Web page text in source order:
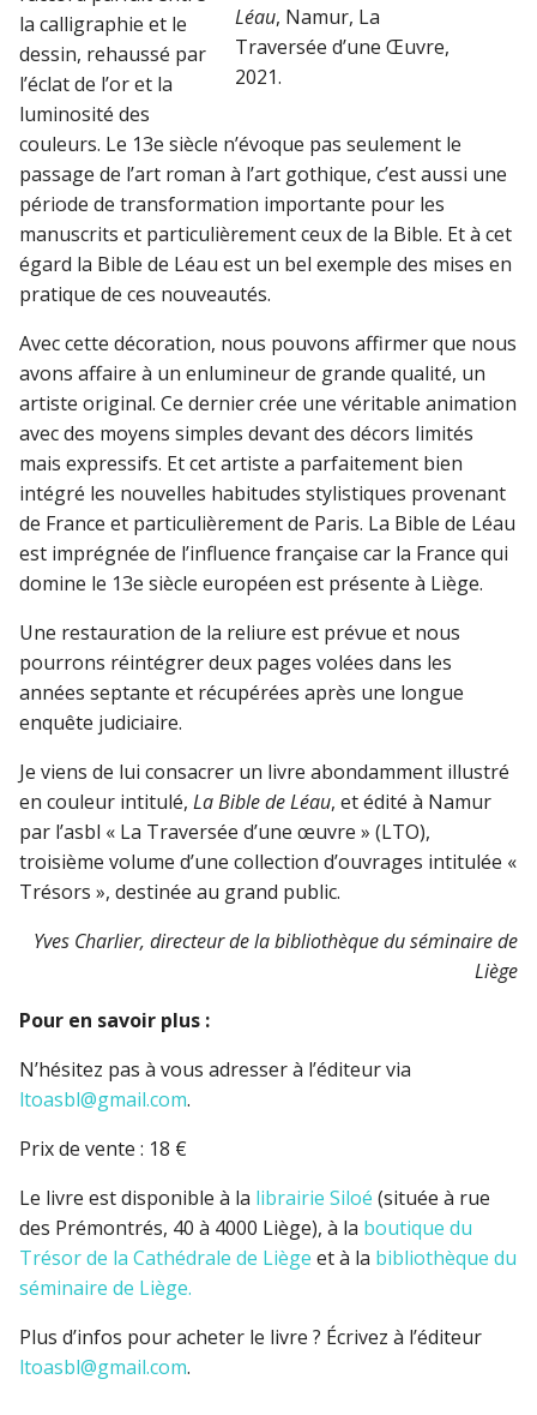
Léau, Namur, La
Traversée d’une Œuvre,
2021.
la calligraphie et le
dessin, rehaussé par
l’éclat de l’or et la
luminosité des
couleurs. Le 13e siècle n’évoque pas seulement le
passage de l’art roman à l’art gothique, c’est aussi une
période de transformation importante pour les
manuscrits et particulièrement ceux de la Bible. Et à cet
égard la Bible de Léau est un bel exemple des mises en
pratique de ces nouveautés.
Avec cette décoration, nous pouvons affirmer que nous
avons affaire à un enlumineur de grande qualité, un
artiste original. Ce dernier crée une véritable animation
avec des moyens simples devant des décors limités
mais expressifs. Et cet artiste a parfaitement bien
intégré les nouvelles habitudes stylistiques provenant
de France et particulièrement de Paris. La Bible de Léau
est imprégnée de l’influence française car la France qui
domine le 13e siècle européen est présente à Liège.
Une restauration de la reliure est prévue et nous
pourrons réintégrer deux pages volées dans les
années septante et récupérées après une longue
enquête judiciaire.
Je viens de lui consacrer un livre abondamment illustré
en couleur intitulé, La Bible de Léau, et édité à Namur
par l’asbl « La Traversée d’une œuvre » (LTO),
troisième volume d’une collection d’ouvrages intitulée «
Trésors », destinée au grand public.
Yves Charlier, directeur de la bibliothèque du séminaire de
Liège
Pour en savoir plus :
N’hésitez pas à vous adresser à l’éditeur via
ltoasbl@gmail.com.
Prix de vente : 18 €
Le livre est disponible à la librairie Siloé (située à rue
des Prémontrés, 40 à 4000 Liège), à la boutique du
Trésor de la Cathédrale de Liège et à la bibliothèque du
séminaire de Liège.
Plus d’infos pour acheter le livre ? Écrivez à l’éditeur
ltoasbl@gmail.com.